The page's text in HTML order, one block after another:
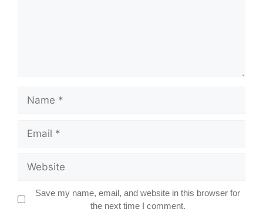
Save my name, email, and website in this browser for
the next time I comment.